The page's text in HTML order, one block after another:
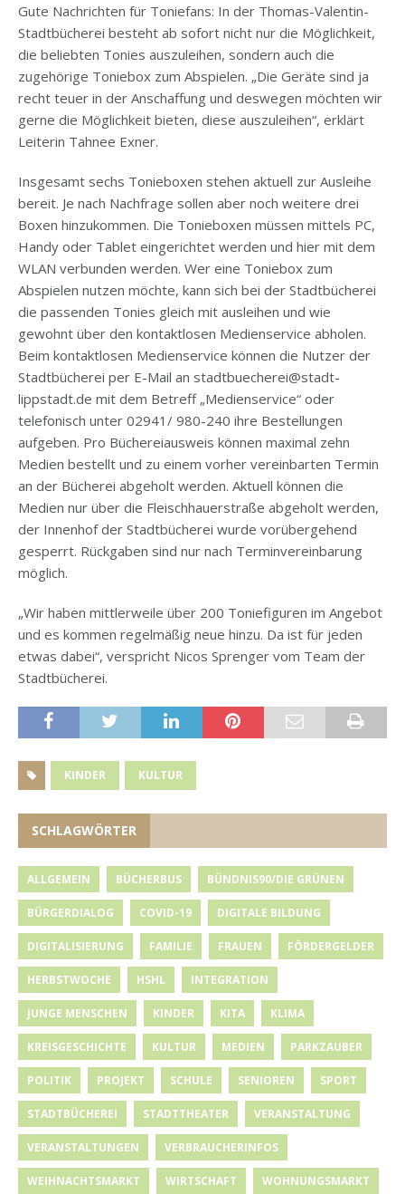
Gute Nachrichten für Toniefans: In der Thomas-Valentin-
Stadtbücherei besteht ab sofort nicht nur die Möglichkeit,
die beliebten Tonies auszuleihen, sondern auch die
zugehörige Toniebox zum Abspielen. „Die Geräte sind ja
recht teuer in der Anschaffung und deswegen möchten wir
gerne die Möglichkeit bieten, diese auszuleihen“, erklärt
Leiterin Tahnee Exner.
Insgesamt sechs Tonieboxen stehen aktuell zur Ausleihe
bereit. Je nach Nachfrage sollen aber noch weitere drei
Boxen hinzukommen. Die Tonieboxen müssen mittels PC,
Handy oder Tablet eingerichtet werden und hier mit dem
WLAN verbunden werden. Wer eine Toniebox zum
Abspielen nutzen möchte, kann sich bei der Stadtbücherei
die passenden Tonies gleich mit ausleihen und wie
gewohnt über den kontaktlosen Medienservice abholen.
Beim kontaktlosen Medienservice können die Nutzer der
Stadtbücherei per E-Mail an stadtbuecherei@stadt-
lippstadt.de mit dem Betreff „Medienservice“ oder
telefonisch unter 02941/ 980-240 ihre Bestellungen
aufgeben. Pro Büchereiausweis können maximal zehn
Medien bestellt und zu einem vorher vereinbarten Termin
an der Bücherei abgeholt werden. Aktuell können die
Medien nur über die Fleischhauerstraße abgeholt werden,
der Innenhof der Stadtbücherei wurde vorübergehend
gesperrt. Rückgaben sind nur nach Terminvereinbarung
möglich.
„Wir haben mittlerweile über 200 Toniefiguren im Angebot
und es kommen regelmäßig neue hinzu. Da ist für jeden
etwas dabei“, verspricht Nicos Sprenger vom Team der
Stadtbücherei.
KINDER KULTUR
SCHLAGWÖRTER
ALLGEMEIN BÜCHERBUS BÜNDNIS90/DIE GRÜNEN
BÜRGERDIALOG COVID-19 DIGITALE BILDUNG
DIGITALISIERUNG FAMILIE FRAUEN FÖRDERGELDER
HERBSTWOCHE HSHL INTEGRATION
JUNGE MENSCHEN KINDER KITA KLIMA
KREISGESCHICHTE KULTUR MEDIEN PARKZAUBER
POLITIK PROJEKT SCHULE SENIOREN SPORT
STADTBÜCHEREI STADTTHEATER VERANSTALTUNG
VERANSTALTUNGEN VERBRAUCHERINFOS
WEIHNACHTSMARKT WIRTSCHAFT WOHNUNGSMARKT